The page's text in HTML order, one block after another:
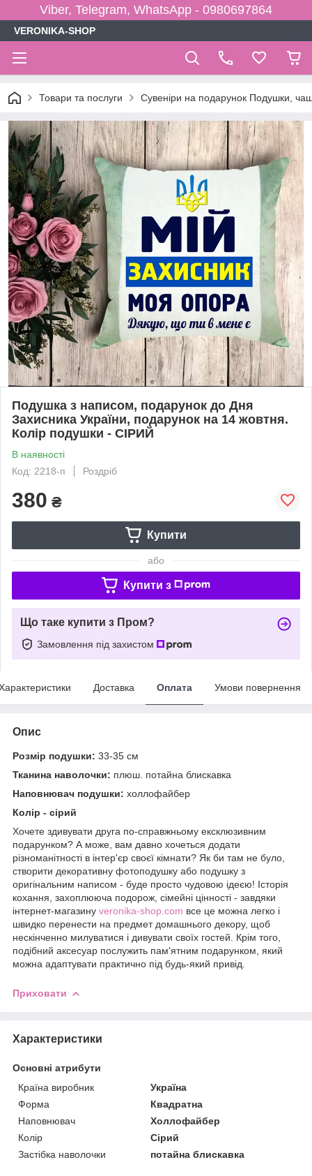
Viber, Telegram, WhatsApp - 0980697864
VERONIKA-SHOP
Товари та послуги Сувеніри на подарунок Подушки,
Подушка з написом, подарунок до Дня
Захисника України, подарунок на 14 жовтня.
Колір подушки - СІРИЙ
В наявності
Код: 2218-п
Роздріб
380 ₴
Купити
або
Купити з
Що таке купити з Пром?
Замовлення під захистом
Доставка Оплата Умови повернення
Опис
Розмір подушки: 33-35 см
Тканина наволочки: плюш. потайна блискавка
Наповнювач подушки: холлофайбер
Колір - сірий
Хочете здивувати друга по-справжньому ексклюзивним
подарунком? А може, вам давно хочеться додати
різноманітності в інтер'єр своєї кімнати? Як би там не було,
створити декоративну фотоподушку або подушку з
оригінальним написом - буде просто чудовою ідеєю! Історія
кохання, захоплююча подорож, сімейні цінності - завдяки
інтернет-магазину veronika-shop.com все це можна легко і
швидко перенести на предмет домашнього декору, щоб
нескінченно милуватися і дивувати своїх гостей. Крім того,
подібний аксесуар послужить пам'ятним подарунком, який
можна адаптувати практично під будь-який привід.
Приховати
Характеристики
Основні атрибути
Країна виробник
Україна
Форма
Квадратна
Наповнювач
Холлофайбер
Колір
Сірий
Застібка наволочки
потайна блискавка